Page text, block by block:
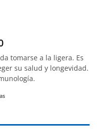
tomarse a la ligera. Es
su salud y longevidad.